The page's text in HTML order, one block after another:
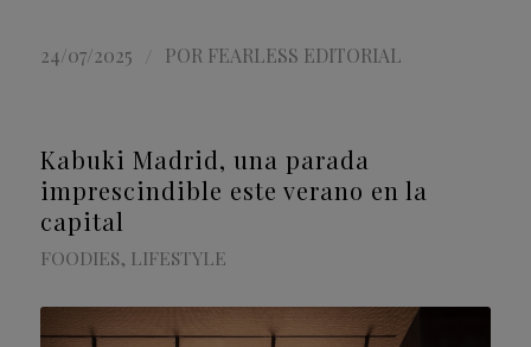
24/07/2025 POR FEARLESS EDITORIAL
Kabuki Madrid, una parada
imprescindible este verano en la
capital
FOODIES, LIFESTYLE